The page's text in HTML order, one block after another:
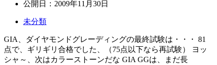
公開日： 2009年11月30日
未分類
GIA、ダイヤモンドグレーディングの最終試験は・・・ 81
点で、ギリギリ合格でした、（75点以下なら再試験） ヨッ
シャ～、次はカラーストーンだな GIA GGは、まだ長